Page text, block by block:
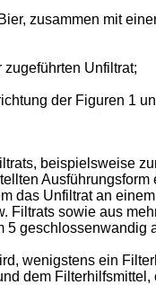
zusammen mit
Unfiltrat;
der Figuren 1
beispielsweise
das Unfiltrat an
Filtrats sowie aus
5 geschlossenwandig
wenigstens ein
dem